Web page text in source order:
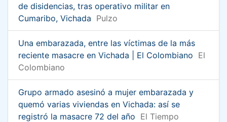
de disidencias, tras operativo militar en
Cumaribo, Vichada Pulzo
Una embarazada, entre las víctimas de la más
reciente masacre en Vichada | El Colombiano El
Colombiano
Grupo armado asesinó a mujer embarazada y
quemó varias viviendas en Vichada: así se
registró la masacre 72 del año El Tiempo